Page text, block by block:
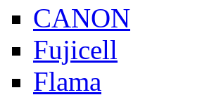
CANON
Fujicell
Flama